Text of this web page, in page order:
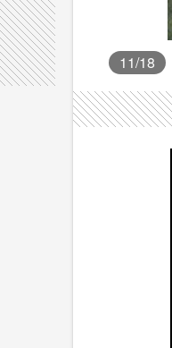
11/18